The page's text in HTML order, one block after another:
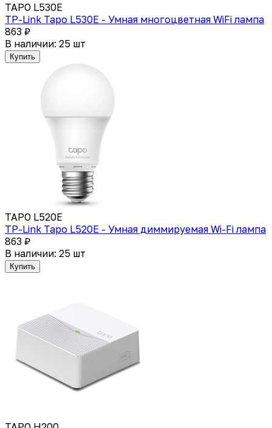
TAPO L530E
TP-Link Tapo L530E - Умная многоцветная WiFi лампа
863 ₽
В наличии: 25 шт
Купить
TAPO L520E
TP-Link Tapo L520E - Умная диммируемая Wi-Fi лампа
863 ₽
В наличии: 25 шт
Купить